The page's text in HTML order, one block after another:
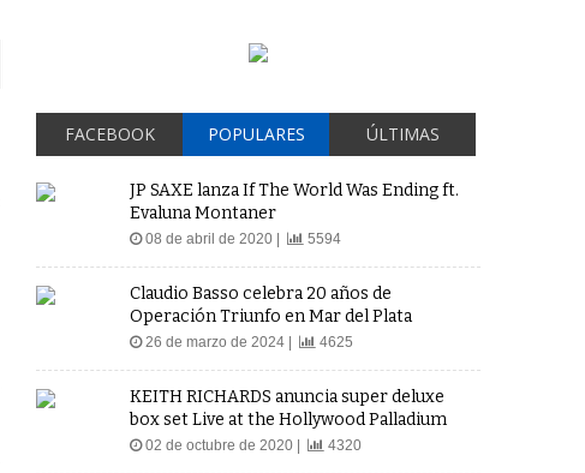
FACEBOOK POPULARES ÚLTIMAS
JP SAXE lanza If The World Was Ending ft.
Evaluna Montaner
08 de abril de 2020 | 5594
Claudio Basso celebra 20 años de
Operación Triunfo en Mar del Plata
26 de marzo de 2024 | 4625
KEITH RICHARDS anuncia super deluxe
box set Live at the Hollywood Palladium
02 de octubre de 2020 | 4320